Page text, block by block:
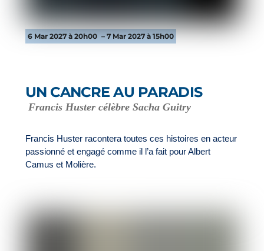
6 Mar 2027 à 20h00 – 7 Mar 2027 à 15h00
UN CANCRE AU PARADIS
Francis Huster célèbre Sacha Guitry
Francis Huster racontera toutes ces histoires en acteur
passionné et engagé comme il l’a fait pour Albert
Camus et Molière.